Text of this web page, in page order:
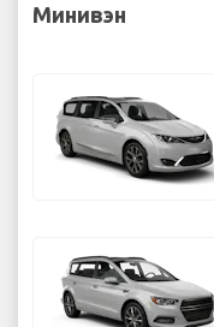
Минивэн